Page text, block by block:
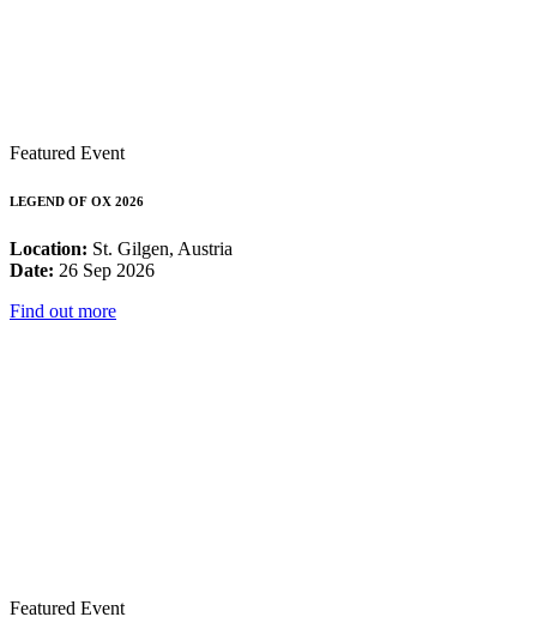
Featured Event
LEGEND OF OX 2026
Location: St. Gilgen, Austria
Date: 26 Sep 2026
Find out more
Featured Event